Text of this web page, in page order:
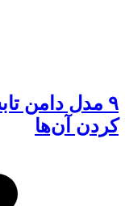
۹ مدل دامن
کردن آن‌ها